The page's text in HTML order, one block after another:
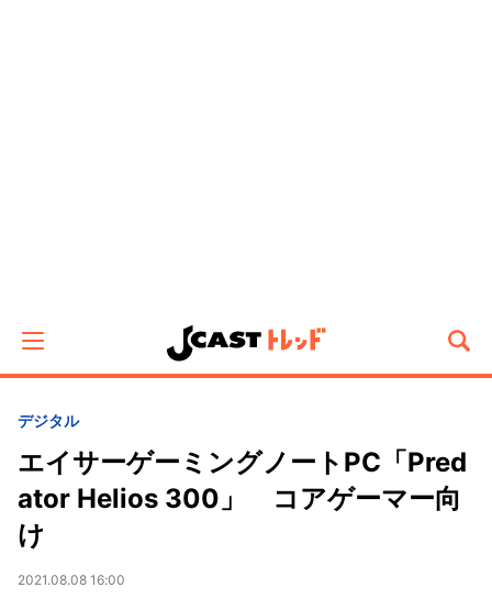
デジタル
エイサーゲーミングノートPC「Pred
ator Helios 300」 コアゲーマー向
け
2021.08.08 16:00